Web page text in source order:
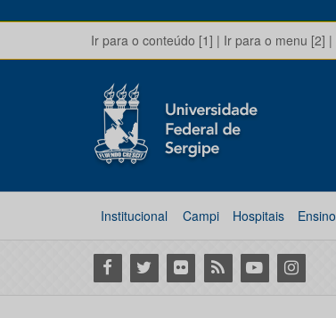
Ir para o conteúdo [1] | Ir para o menu [2] |
Institucional Campi Hospitais Ensino
Facebook
Twitter Flickr RSS YoutubeInstagram